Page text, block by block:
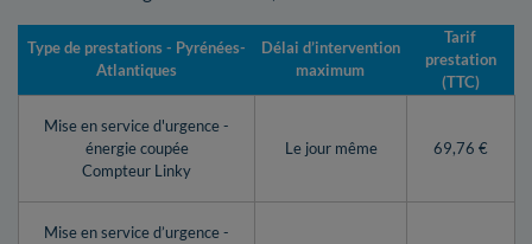
Type de prestations - Pyrénées-
Atlantiques
Délai d’intervention
maximum
Tarif
prestation
(TTC)
Mise en service d'urgence -
énergie coupée
Compteur Linky
Le jour même 69,76 €
Mise en service d’urgence -